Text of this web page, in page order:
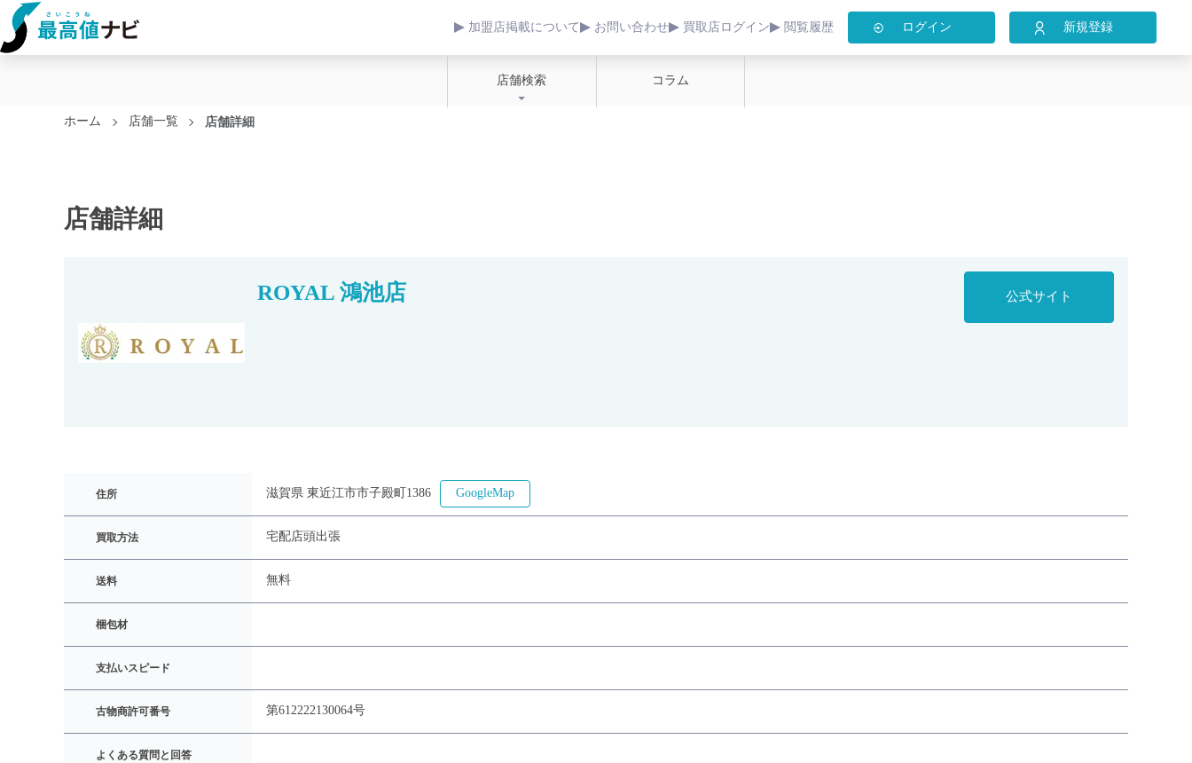
加盟店掲載について お問い合わせ 買取店ログイン 閲覧履歴 ログイン 新規登録
店舗検索 コラム
ホーム 店舗一覧 店舗詳細
店舗詳細
ROYAL 鴻池店 公式サイト
住所 滋賀県 東近江市市子殿町1386 GoogleMap
買取方法 宅配店頭出張
送料 無料
梱包材
支払いスピード
古物商許可番号 第612222130064号
よくある質問と回答